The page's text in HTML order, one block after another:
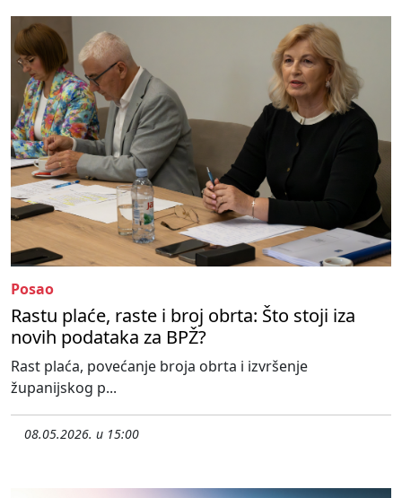
Posao
Rastu plaće, raste i broj obrta: Što stoji iza
novih podataka za BPŽ?
Rast plaća, povećanje broja obrta i izvršenje
županijskog p...
08.05.2026. u 15:00